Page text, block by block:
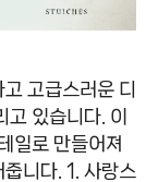
고급스러운 디
있습니다. 이
일로 만들어져
니다. 1. 사랑스